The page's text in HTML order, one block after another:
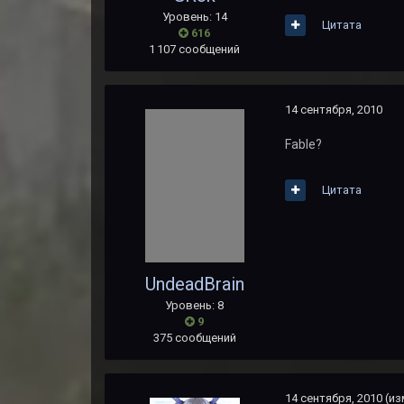
Уровень: 14
616
1 107 сообщений
Цитата
UndeadBrain
Уровень: 8
9
375 сообщений
14 сентября, 2010
Fable?
Цитата
14 сентября, 2010